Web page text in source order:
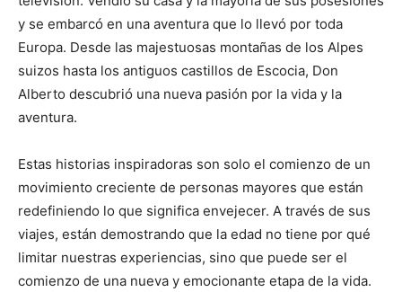
y se embarcó en una aventura que lo llevó por toda
Europa. Desde las majestuosas montañas de los Alpes
suizos hasta los antiguos castillos de Escocia, Don
Alberto descubrió una nueva pasión por la vida y la
aventura.
Estas historias inspiradoras son solo el comienzo de un
movimiento creciente de personas mayores que están
redefiniendo lo que significa envejecer. A través de sus
viajes, están demostrando que la edad no tiene por qué
limitar nuestras experiencias, sino que puede ser el
comienzo de una nueva y emocionante etapa de la vida.